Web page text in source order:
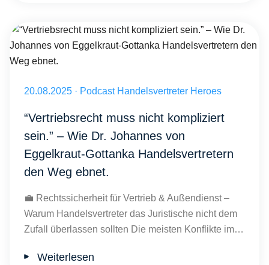
Veröffentlicht am 20.08.2025
20.08.2025 · Podcast Handelsvertreter Heroes
“Vertriebsrecht muss nicht kompliziert
sein.” – Wie Dr. Johannes von
Eggelkraut-Gottanka Handelsvertretern
den Weg ebnet.
💼 Rechtssicherheit für Vertrieb & Außendienst –
Warum Handelsvertreter das Juristische nicht dem
Zufall überlassen sollten Die meisten Konflikte im…
Weiterlesen